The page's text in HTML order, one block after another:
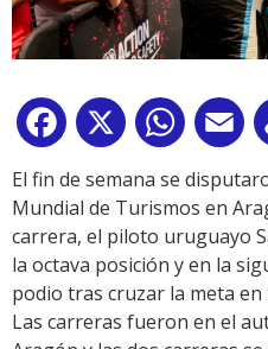
Facebook
X
El fin de semana se
Mundial de Turismos en
carrera, el piloto uruguayo
la octava posición y en la
podio tras cruzar la meta
Las carreras fueron en el